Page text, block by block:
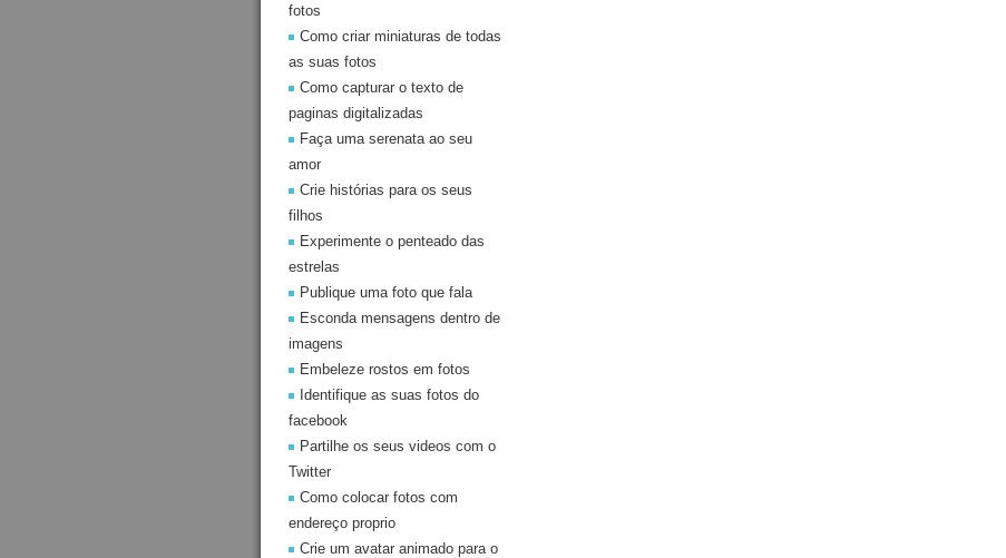
fotos
Como criar miniaturas de todas
as suas fotos
Como capturar o texto de
paginas digitalizadas
Faça uma serenata ao seu
amor
Crie histórias para os seus
filhos
Experimente o penteado das
estrelas
Publique uma foto que fala
Esconda mensagens dentro de
imagens
Embeleze rostos em fotos
Identifique as suas fotos do
facebook
Partilhe os seus videos com o
Twitter
Como colocar fotos com
endereço proprio
Crie um avatar animado para o